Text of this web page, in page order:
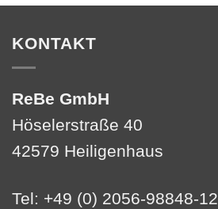
KONTAKT
ReBe GmbH
Höselerstraße 40
42579 Heiligenhaus
Tel: +49 (0) 2056-98848-12